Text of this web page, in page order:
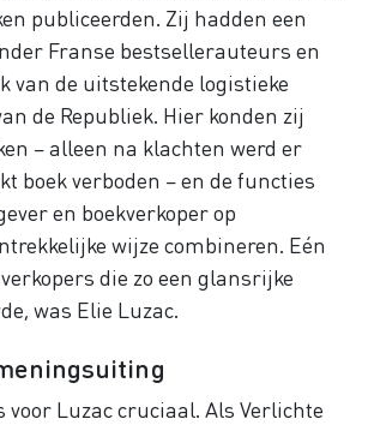
publiceerden. Zij hadden een
Franse bestsellerauteurs en
van de uitstekende logistieke
de Republiek. Hier konden zij
– alleen na klachten werd er
boek verboden – en de functies
en boekverkoper op
wijze combineren. Eén
die zo een glansrijke
was Elie Luzac.
Luzac cruciaal. Als Verlichte